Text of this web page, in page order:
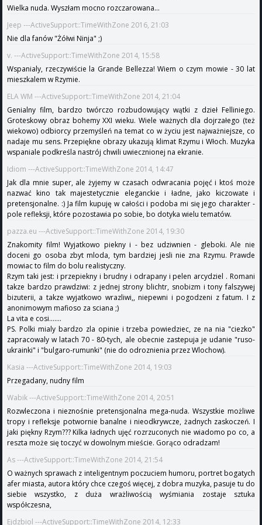
Wielka nuda. Wyszłam mocno rozczarowana...
Jeep ---ActiveSupport::TimeWithZone 2016, 21:03
Nie dla fanów "Żółwi Ninja" ;)
v. ---ActiveSupport::TimeWithZone 2014, 15:58
Wspanialy, rzeczywiście la Grande Bellezza! Wiem o czym mowie - 30 lat
mieszkalem w Rzymie.
ELA WM ---ActiveSupport::TimeWithZone 2014, 21:04
Genialny film, bardzo twórczo rozbudowujący wątki z dzieł Felliniego.
Groteskowy obraz bohemy XXI wieku. Wiele ważnych dla dojrzałego (też
wiekowo) odbiorcy przemyśleń na temat co w życiu jest najważniejsze, co
nadaje mu sens. Przepiękne obrazy ukazują klimat Rzymu i Włoch. Muzyka
wspaniale podkreśla nastrój chwili uwiecznionej na ekranie.
Idiom ---ActiveSupport::TimeWithZone 2014, 14:47
Jak dla mnie super, ale żyjemy w czasach odwracania pojęć i ktoś może
nazwać kino tak majestetycznie eleganckie i ładne, jako kiczowate i
pretensjonalne. :) Ja film kupuję w całości i podoba mi się jego charakter -
pole refleksji, które pozostawia po sobie, bo dotyka wielu tematów.
pazza.eu ---ActiveSupport::TimeWithZone 2014, 19:30
Znakomity film! Wyjatkowo piekny i - bez udziwnien - gleboki. Ale nie
doceni go osoba zbyt mloda, tym bardziej jesli nie zna Rzymu. Prawde
mowiac to film do bolu realistyczny.
Rzym taki jest: i przepiekny i brudny i odrapany i pelen arcydziel . Romani
takze bardzo prawdziwi: z jednej strony blichtr, snobizm i tony falszywej
bizuterii, a takze wyjatkowo wrazliwi,, niepewni i pogodzeni z fatum. I z
anonimowym mafioso za sciana ;)
La vita e cosi.......
PS. Polki mialy bardzo zla opinie i trzeba powiedziec, ze na nia "ciezko"
zapracowaly w latach 70 - 80-tych, ale obecnie zastepuja je udanie "ruso-
ukrainki" i "bulgaro-rumunki" (nie do odroznienia przez Wlochow).
Kasia ---ActiveSupport::TimeWithZone 2014, 19:03
Przegadany, nudny film
Wabik ---ActiveSupport::TimeWithZone 2014, 20:51
Rozwleczona i nieznośnie pretensjonalna mega-nuda. Wszystkie możliwe
tropy i refleksje potwornie banalne i nieodkrywcze, żadnych zaskoczeń. I
jaki piękny Rzym??? Kilka ładnych ujęć rozrzuconych nie wiadomo po co, a
reszta może się toczyć w dowolnym mieście. Gorąco odradzam!
As ---ActiveSupport::TimeWithZone 2014, 21:54
O ważnych sprawach z inteligentnym poczuciem humoru, portret bogatych
afer miasta, autora który chce czegoś więcej, z dobra muzyka, pasuje tu do
siebie wszystko, z duża wrażliwością wyśmiania zostaje sztuka
współczesna,
Ejdzbiol ---ActiveSupport::TimeWithZone 2014, 12:33